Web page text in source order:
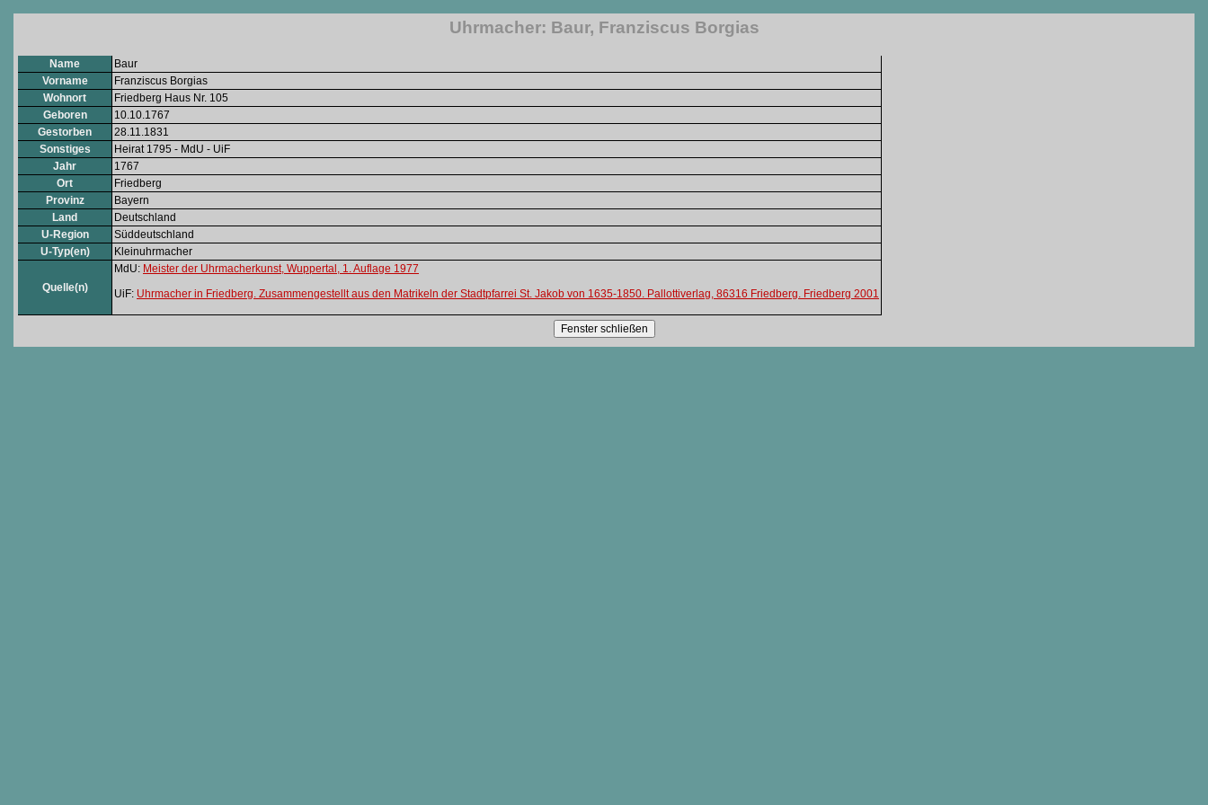
Uhrmacher: Baur, Franziscus Borgias
Name
Baur
Vorname
Franziscus Borgias
Wohnort
Friedberg Haus Nr. 105
Geboren
10.10.1767
Gestorben
28.11.1831
Sonstiges
Heirat 1795 - MdU - UiF
Jahr
1767
Ort
Friedberg
Provinz
Bayern
Land
Deutschland
U-Region
Süddeutschland
U-Typ(en)
Kleinuhrmacher
Quelle(n)
MdU: Meister der Uhrmacherkunst, Wuppertal, 1. Auflage 1977
UiF: Uhrmacher in Friedberg. Zusammengestellt aus den Matrikeln der Stadtpfarrei St. Jakob von 1635-1850. Pallottiverlag, 86316 Friedberg. Friedberg 2001